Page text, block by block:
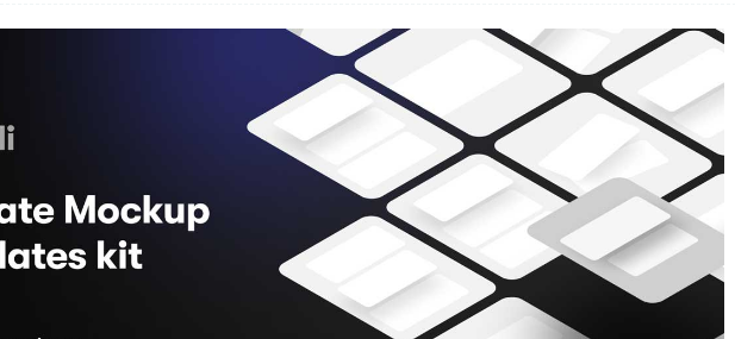
Hednews-新闻应用程序用户界面设计 Figma素材 2023-04-04
Medicare 医疗应用程序app ui设计 .fig素材
Social Service社会服务app ui设计 .fig .xd .sketch素材 2022-04-03